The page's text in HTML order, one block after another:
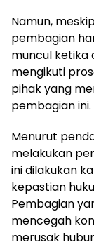
Namun,
pembagian
muncul ketika
mengikuti
pihak yang
pembagian ini.
Menurut
melakukan
ini dilakukan
kepastian
Pembagian
mencegah
merusak